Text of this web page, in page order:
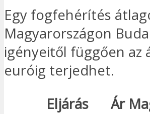
Egy fogfehérítés
Magyarországon
igényeitől függően az
euróig terjedhet.
Eljárás
Ár